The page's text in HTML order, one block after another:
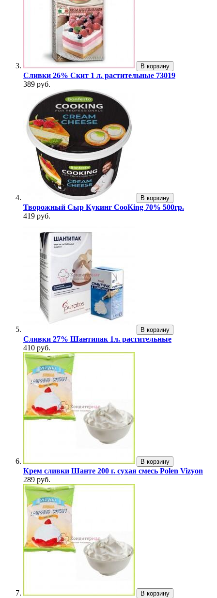
В корзину
Сливки 26% Скит 1 л. растительные 73019
389 руб.
В корзину
Творожный Сыр Кукинг CooKing 70% 500гр.
419 руб.
В корзину
Сливки 27% Шантипак 1л. растительные
410 руб.
В корзину
Крем сливки Шанте 200 г. сухая смесь Polen Vizyon
289 руб.
В корзину